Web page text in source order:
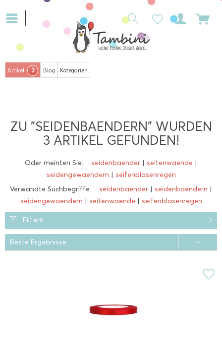
Artikel 3 Blog Kategorien
ZU "SEIDENBAENDERN" WURDEN
3 ARTIKEL GEFUNDEN!
Oder meinten Sie: seidenbaender | seitenwaende |
seidengewaendern | seifenblasenregen
Verwandte Suchbegriffe:
seidenbaender | seidenbaendern |
seidengewaendern | seitenwaende | seifenblasenregen
Filtern